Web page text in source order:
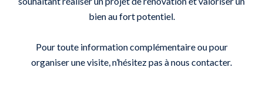
bien au fort potentiel.
Pour toute information complémentaire ou pour
organiser une visite, n’hésitez pas à nous contacter.